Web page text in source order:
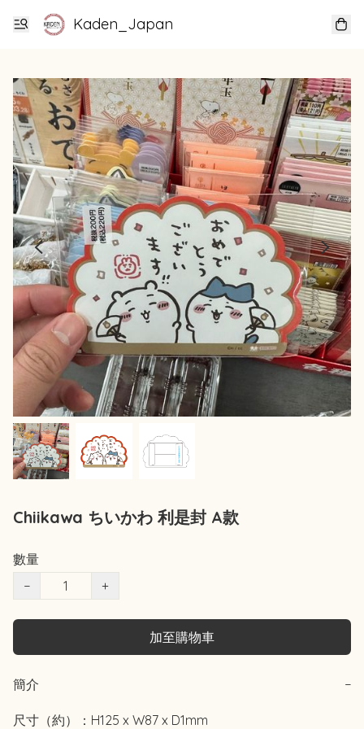
Kaden_Japan
Chiikawa ちいかわ 利是封 A款
數量
−
+
加至購物車
簡介 −
尺寸（約）：H125 x W87 x D1mm